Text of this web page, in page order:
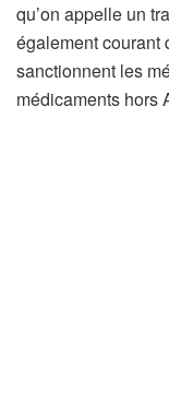
qu’on appelle un
également courant
sanctionnent les
médicaments hors